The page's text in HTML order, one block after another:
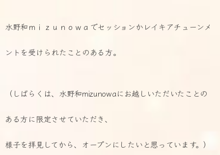
水野和ｍｉｚｕｎｏｗａでセッションかレイキアチューンメ
ントを受けられたことのある方。
（しばらくは、水野和mizunowaにお越しいただいたことの
ある方に限定させていただき、
様子を拝見してから、オープンにしたいと思っています。）